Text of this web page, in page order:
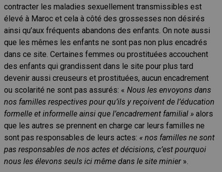
contracter les maladies sexuellement transmissibles est
élevé à Maroc et cela à côté des grossesses non désirés
ainsi qu’aux fréquents abandons des enfants. On note aussi
que les mêmes les enfants ne sont pas non plus encadrés
dans ce site. Certaines femmes ou prostituées accouchent
des enfants qui grandissent dans le site pour plus tard
devenir aussi creuseurs et prostituées, aucun encadrement
ou scolarité ne sont pas assurés: « Nous les envoyons dans
nos familles respectives pour qu’ils y reçoivent de l’éducation
formelle et informelle ainsi que l’encadrement familial » alors
que les autres se prennent en charge car leurs familles ne
sont pas responsables de leurs actes: « nos familles ne sont
pas responsables de nos actes et décisions, c’est pourquoi
nous les élevons seuls ici même dans le site minier».